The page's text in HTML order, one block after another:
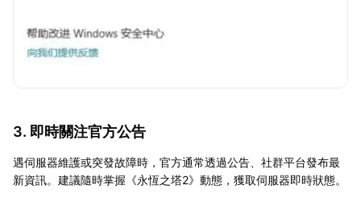
3. 即時關注官方公告
遇伺服器維護或突發故障時，官方通常透過公告、社群平台發布最
新資訊。建議隨時掌握《永恆之塔2》動態，獲取伺服器即時狀態。